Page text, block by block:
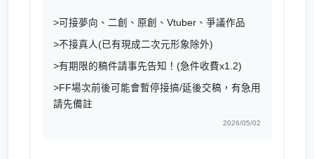
>可接夢向、二創、原創、Vtuber、爭議作品
>不接真人(已有現成二次元形象除外)
>有期限的稿件請事先告知！(急件收費x1.2)
>FF場次前後可能會暫停接搞/延後交稿，有急用
請先備註
2026/05/02